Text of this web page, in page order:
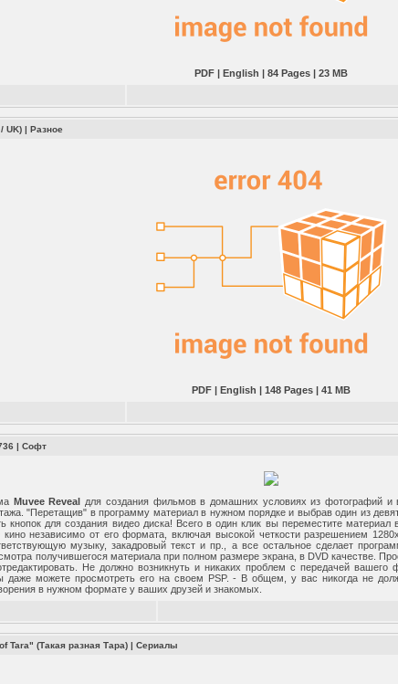
PDF | English | 84 Pages | 23 MB
UK) |Разное
PDF | English | 148 Pages | 41 MB
|Софт
Muvee Reveal для создания фильмов в домашних условиях из фотографий и
"Перетащив" в программу материал в нужном порядке и выбрав один из
кнопок для создания видео диска! Всего в один клик вы переместите
независимо от его формата, включая высокой четкости разрешением
музыку, закадровый текст и пр., а все остальное сделает
получившегося материала при полном размере экрана, в DVD качестве.
Не должно возникнуть и никаких проблем с передачей
можете просмотреть его на своем PSP. - В общем, у вас никогда не
в нужном формате у ваших друзей и знакомых.
Tara" (Такая разная Тара) |Сериалы